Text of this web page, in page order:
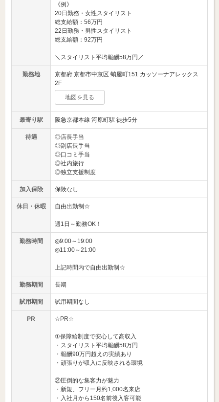
《例》
20日勤務・女性スタイリスト
総支給額：56万円
22日勤務・男性スタイリスト
総支給額：92万円
＼スタイリスト平均報酬58万円／
勤務地
京都府 京都市中京区 蛸屋町151 カッソーナアレックス
2F
地図を見る
最寄り駅 阪急京都本線 河原町駅 徒歩5分
待遇
◎店長手当
◎副店長手当
◎口コミ手当
◎社内旅行
◎独立支援制度
加入保険 保険なし
休日・休暇 自由出勤制☆
週1日～勤務OK！
勤務時間
◎9:00～19:00
◎11:00～21:00
上記時間内で自由出勤制☆
勤務期間 長期
試用期間 試用期間なし
PR ☆PR☆
①保障給制度で安心して高収入
・スタイリスト平均報酬58万円
・報酬90万円超えの実績あり
・頑張りが収入に反映される環境
②圧倒的な集客力が魅力
・新規、フリー月約1,000名来店
・入社月から150名前後入客可能